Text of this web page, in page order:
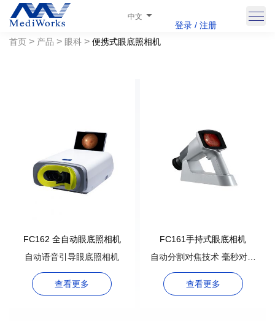
中文
登录 / 注册
首页 > 产品 > 眼科 > 便携式眼底照相机
FC162 全自动眼底照相机
自动语音引导眼底照相机
查看更多
FC161手持式眼底相机
自动分割对焦技术 毫秒对焦
速度
查看更多